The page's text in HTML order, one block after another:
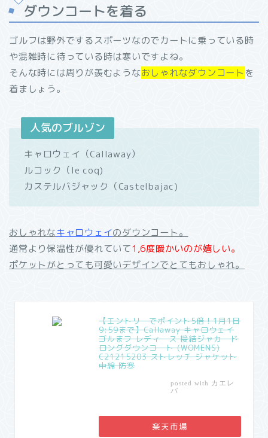
ダウンコートを着る
ゴルフは野外でするスポーツなのでカートに乗っている時
や混雑時に待っている時は寒いですよね。
そんな時には周りが羨むようなおしゃれなダウンコート を
着ましょう。
人気のブルゾン
キャロウェイ（Callaway）
ルコック（le coq)
カステルバジャック（Castelbajac)
おしゃれなキャロウェイのダウンコート。
通常より保温性が優れていて1,6度暖かいのが嬉しい。
ポケットがとっても可愛いデザインでとてもおしゃれ。
【エントリーでポイント5倍！1月1日
9:59まで】Callaway キャロウェイ
ゴルまフ レディース 接結ジャカード
ロングダウンコート (WOMENS)
C21215203 ストレッチ ジャケット
中綿 防寒
posted with カエレ
バ
楽天市場